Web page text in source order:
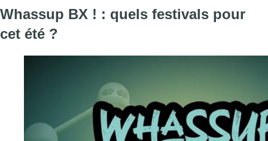
Whassup BX ! : quels festivals pour
cet été ?